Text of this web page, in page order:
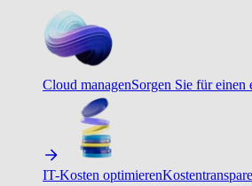
Cloud managenSorgen Sie für
IT-Kosten optimieren